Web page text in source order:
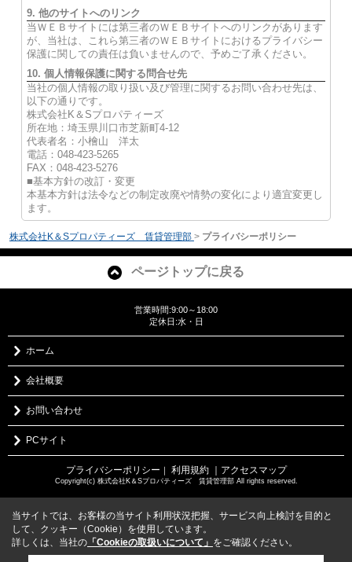
9. 他のサイトへのリンク
当ＷＥＢサイトには第三者のＷＥＢサイトへのリンクがあります
が、当社は、これら第三者のＷＥＢサイトにおけるプライバシー
保護に関しての責任は負いませんので、予めご了承ください。
10. 個人情報保護に関する問合せ先
当社の個人情報の取り扱い及び管理に関するお問い合わせ先は、
以下の通りです。
株式会社K＆Sプロパティーズ
所在地：埼玉県川口市芝新町4-12
代表者名：小檜山 洋太
電話：048-423-5265
FAX：048-423-5276
■基本方針の改訂・変更
本基本方針は法令などの制定改廃や情勢の変化により適宜変更し
ます。
株式会社K＆Sプロパティーズ 賃貸管理部 > プライバシーポリシー
ページトップに戻る
営業時間:9:00～18:00
定休日:水・日
ホーム
会社概要
お問い合わせ
PCサイト
プライバシーポリシー ｜ 利用規約 ｜アクセスマップ
Copyright(c) 株式会社K＆Sプロパティーズ 賃貸管理部 All rights reserved.
当サイトでは、お客様の当サイト利用状況把握、サービス向上検討を目的と
して、クッキー（Cookie）を使用しています。
詳しくは、当社の 「Cookieの取扱いについて」 をご確認ください。